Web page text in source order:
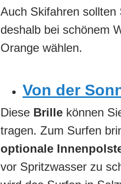
Auch Skifahren
deshalb bei schönem
Orange wählen.
Von der
Diese Brille können
tragen. Zum Surfen
optionale
vor Spritzwasser zu